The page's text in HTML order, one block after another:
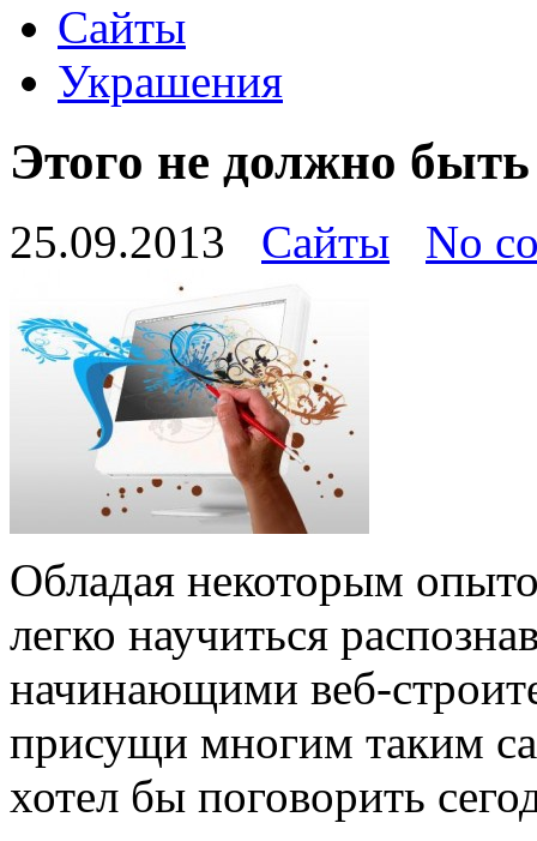
Сайты
Украшения
Этого не должно
25.09.2013 Сайты No
Обладая некоторым
легко научиться
начинающими веб-
присущи многим таким
хотел бы поговорить